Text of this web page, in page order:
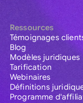
Ressources
Témoignages
Blog
Modèles juridiques
Tarification
Webinaires
Définitions
Programme